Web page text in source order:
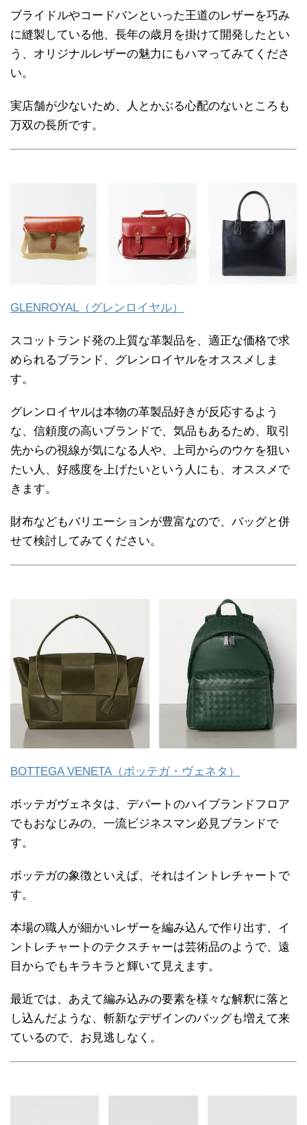
ブライドルやコードバンといった王道のレザーを巧み
に縫製している他、長年の歳月を掛けて開発したとい
う、オリジナルレザーの魅力にもハマってみてくださ
い。
実店舗が少ないため、人とかぶる心配のないところも
万双の長所です。
GLENROYAL（グレンロイヤル）
スコットランド発の上質な革製品を、適正な価格で求
められるブランド、グレンロイヤルをオススメしま
す。
グレンロイヤルは本物の革製品好きが反応するよう
な、信頼度の高いブランドで、気品もあるため、取引
先からの視線が気になる人や、上司からのウケを狙い
たい人、好感度を上げたいという人にも、オススメで
きます。
財布などもバリエーションが豊富なので、バッグと併
せて検討してみてください。
BOTTEGA VENETA（ボッテガ・ヴェネタ）
ボッテガヴェネタは、デパートのハイブランドフロア
でもおなじみの、一流ビジネスマン必見ブランドで
す。
ボッテガの象徴といえば、それはイントレチャートで
す。
本場の職人が細かいレザーを編み込んで作り出す、イ
ントレチャートのテクスチャーは芸術品のようで、遠
目からでもキラキラと輝いて見えます。
最近では、あえて編み込みの要素を様々な解釈に落と
し込んだような、斬新なデザインのバッグも増えて来
ているので、お見逃しなく。